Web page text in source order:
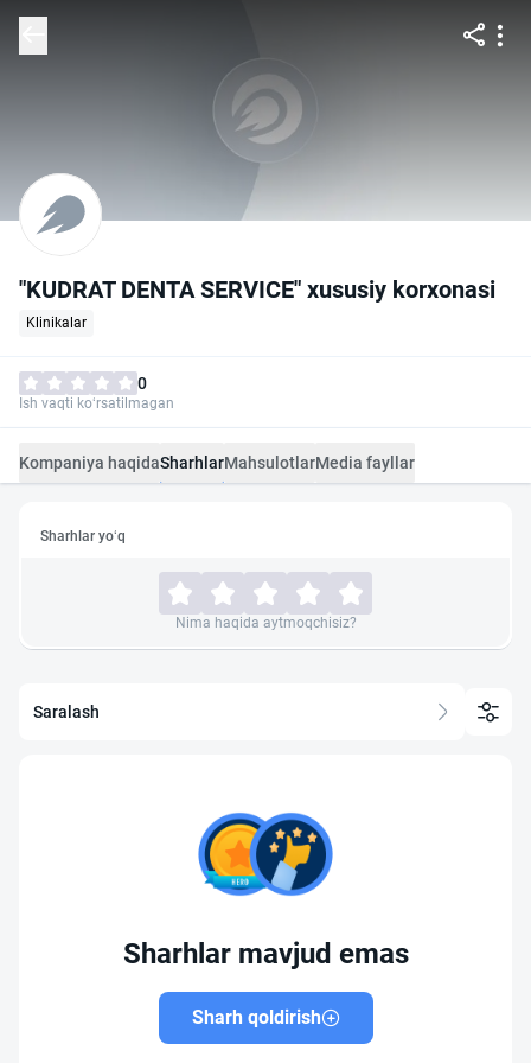
"KUDRAT DENTA SERVICE" xususiy korxonasi
Klinikalar
0
Ish vaqti ko‘rsatilmagan
Kompaniya haqidaSharhlarMahsulotlarMedia fayllar
Sharhlar yo‘q
Nima haqida aytmoqchisiz?
Saralash
Sharhlar mavjud emas
Sharh qoldirish